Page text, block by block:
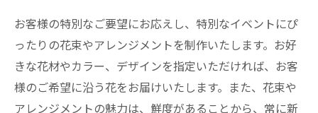
お客様の特別なご要望にお応えし、特別なイベントにぴ
ったりの花束やアレンジメントを制作いたします。お好
きな花材やカラー、デザインを指定いただければ、お客
様のご希望に沿う花をお届けいたします。また、花束や
アレンジメントの魅力は、鮮度があることから、常に新